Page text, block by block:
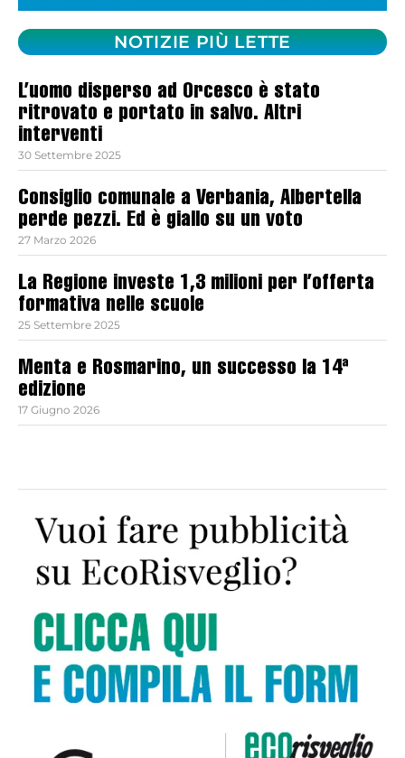
NOTIZIE PIÙ LETTE
L’uomo disperso ad Orcesco è stato
ritrovato e portato in salvo. Altri
interventi
30 Settembre 2025
Consiglio comunale a Verbania, Albertella
perde pezzi. Ed è giallo su un voto
27 Marzo 2026
La Regione investe 1,3 milioni per l’offerta
formativa nelle scuole
25 Settembre 2025
Menta e Rosmarino, un successo la 14ª
edizione
17 Giugno 2026